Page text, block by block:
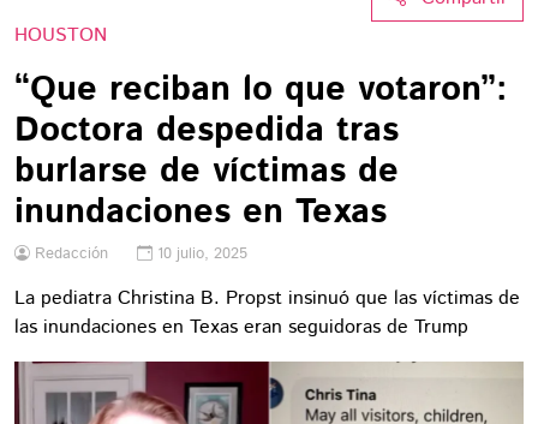
HOUSTON
“Que reciban lo que votaron”:
Doctora despedida tras
burlarse de víctimas de
inundaciones en Texas
Redacción 10 julio, 2025
La pediatra Christina B. Propst insinuó que las víctimas de
las inundaciones en Texas eran seguidoras de Trump